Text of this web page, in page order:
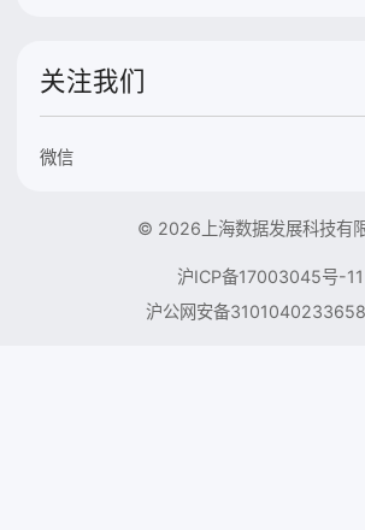
关注我们
微信
© 2026上海数据发展科技有
沪ICP备17003045号-11
沪公网安备